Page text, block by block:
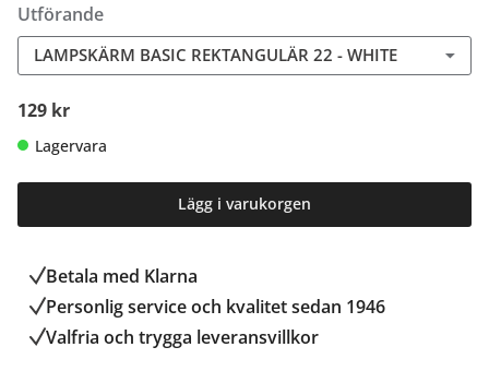
Utförande
LAMPSKÄRM BASIC REKTANGULÄR 22 - WHITE
129 kr
Lagervara
Lägg i varukorgen
Betala med Klarna
Personlig service och kvalitet sedan 1946
Valfria och trygga leveransvillkor